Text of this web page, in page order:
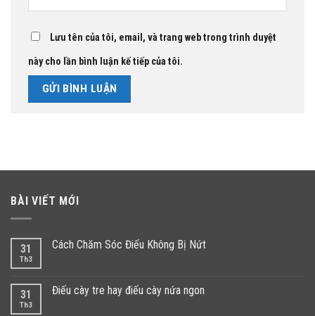
Lưu tên của tôi, email, và trang web trong trình duyệt
này cho lần bình luận kế tiếp của tôi.
BÀI VIẾT MỚI
31
Th3
Cách Chăm Sóc Điếu Không Bị Nứt
31
Th3
Điếu cày tre hay điếu cày nứa ngon